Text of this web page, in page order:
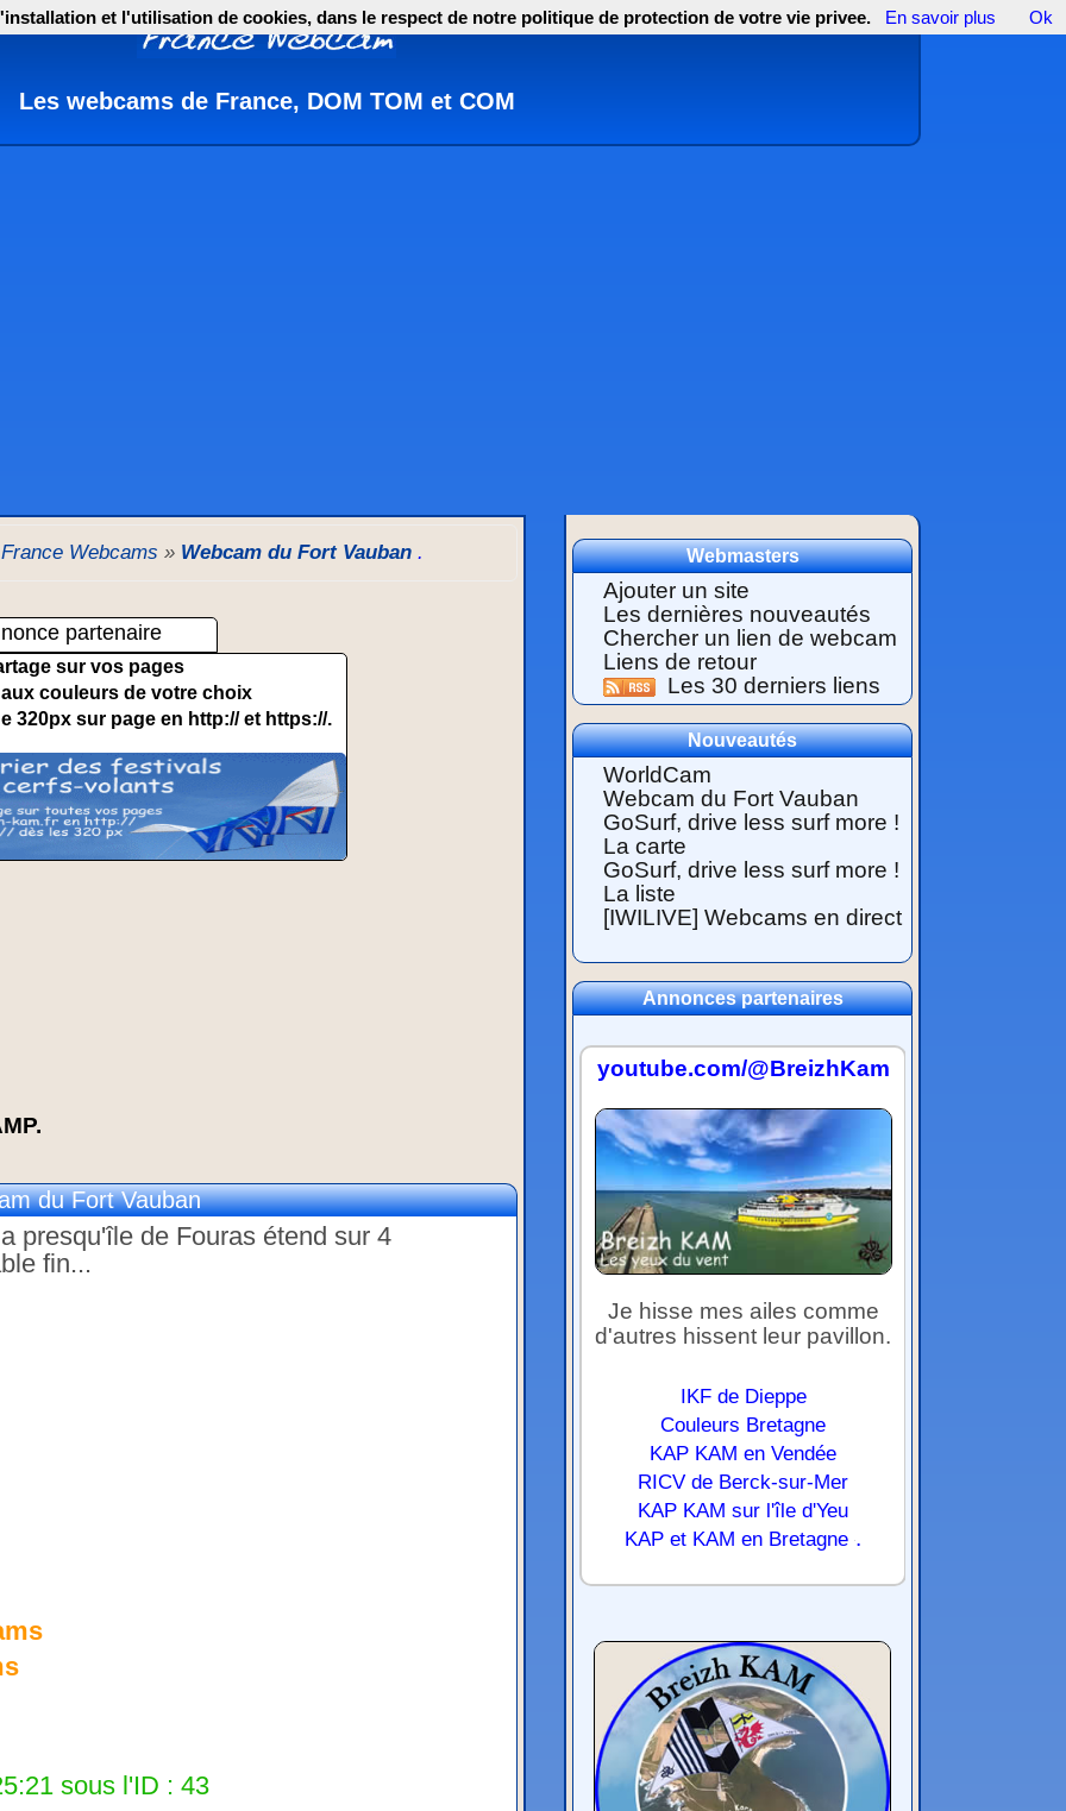
Les webcams de France, DOM TOM et COM
France Webcams » Webcam du Fort Vauban .
partenaire
sur vos pages
couleurs de votre choix
320px sur page en http:// et https://.
du Fort Vauban
presqu'île de Fouras étend sur 4
fin...
sous l'ID : 43
Webmasters
Ajouter un site
Les dernières nouveautés
Chercher un lien de webcam
Liens de retour
Les 30 derniers liens
Nouveautés
WorldCam
Webcam du Fort Vauban
GoSurf, drive less surf more !
La carte
GoSurf, drive less surf more !
La liste
[IWILIVE] Webcams en direct
Annonces partenaires
youtube.com/@BreizhKam
Je hisse mes ailes comme
d'autres hissent leur pavillon.
IKF de Dieppe
Couleurs Bretagne
KAP KAM en Vendée
RICV de Berck-sur-Mer
KAP KAM sur l'île d'Yeu
KAP et KAM en Bretagne .
et l'utilisation de cookies, dans le respect de notre politique de protection de votre vie privee. En savoir plus Ok